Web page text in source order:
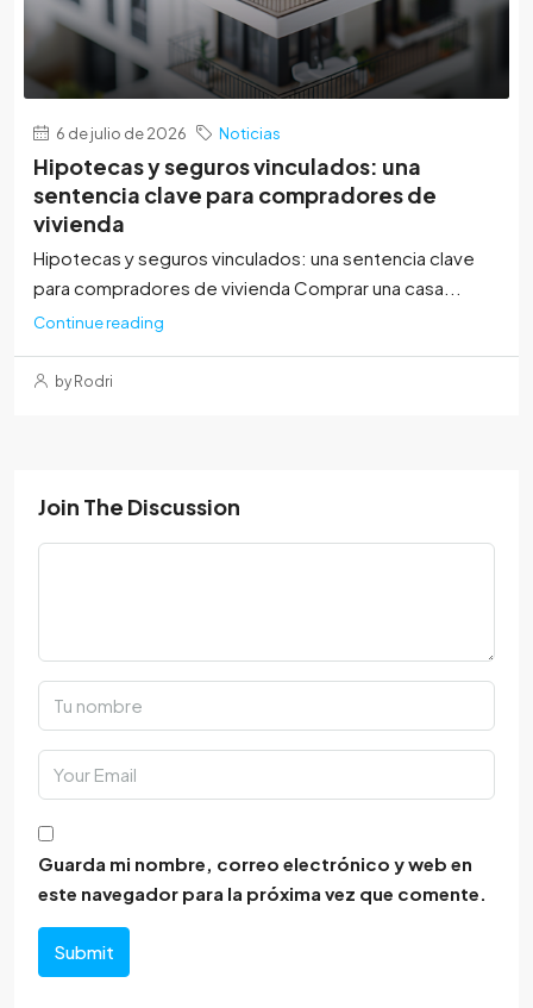
6 de julio de 2026 Noticias
Hipotecas y seguros vinculados: una
sentencia clave para compradores de
vivienda
Hipotecas y seguros vinculados: una sentencia clave
para compradores de vivienda Comprar una casa...
Continue reading
by Rodri
Join The Discussion
Guarda mi nombre, correo electrónico y web en
este navegador para la próxima vez que comente.
Submit